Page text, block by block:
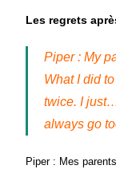
Les regrets
Piper : My
What I did
twice. I
always go
Piper : Mes